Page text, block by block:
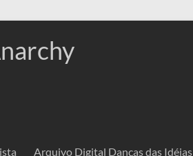
Arquivo Digital Danças das Idéias